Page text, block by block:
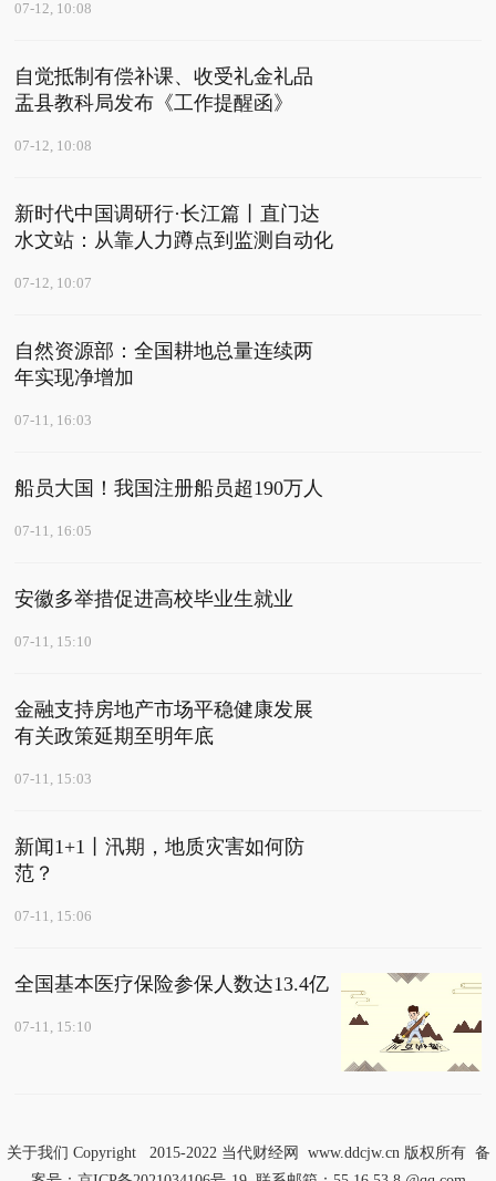
07-12, 10:08
自觉抵制有偿补课、收受礼金礼品
盂县教科局发布《工作提醒函》
07-12, 10:08
新时代中国调研行·长江篇丨直门达
水文站：从靠人力蹲点到监测自动化
07-12, 10:07
自然资源部：全国耕地总量连续两
年实现净增加
07-11, 16:03
船员大国！我国注册船员超190万人
07-11, 16:05
安徽多举措促进高校毕业生就业
07-11, 15:10
金融支持房地产市场平稳健康发展
有关政策延期至明年底
07-11, 15:03
新闻1+1丨汛期，地质灾害如何防
范？
07-11, 15:06
全国基本医疗保险参保人数达13.4亿
07-11, 15:10
关于我们 Copyright 2015-2022 当代财经网
www.ddcjw.cn 版权所有 备